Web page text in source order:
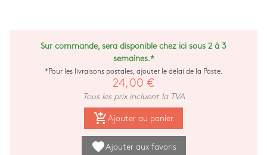
Sur commande, sera disponible chez ici sous 2 à 3
semaines.*
*Pour les livraisons postales, ajouter le délai de la Poste.
24,00 €
Tous les prix incluent la TVA
add_shopping_cart Ajouter au panier
favoriteAjouter aux favoris